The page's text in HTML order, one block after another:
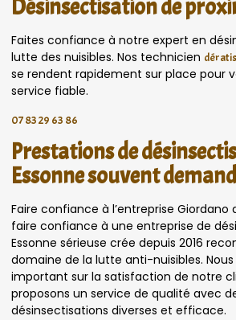
Désinsectisation de
Faites confiance à notre expert en
lutte des nuisibles. Nos technicien
se rendent rapidement sur place pour
service fiable.
07 83 29 63 86
Prestations de
Essonne souvent
Faire confiance à l’entreprise Giordano
faire confiance à une entreprise de
Essonne sérieuse crée depuis 2016
domaine de la lutte anti-nuisibles.
important sur la satisfaction de notre
proposons un service de qualité avec
désinsectisations diverses et efficace.